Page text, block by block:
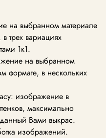
на выбранном материале
трех вариациях
1к1.
на выбранном
формате, в нескольких
изображение в
максимально
Вами выкрас.
изображений.